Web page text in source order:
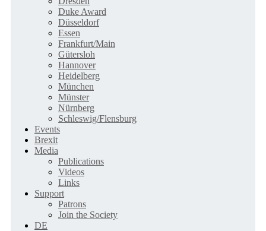
Duke Award
Düsseldorf
Essen
Frankfurt/Main
Gütersloh
Hannover
Heidelberg
München
Münster
Nürnberg
Schleswig/Flensburg
Events
Brexit
Media
Publications
Videos
Links
Support
Patrons
Join the Society
DE